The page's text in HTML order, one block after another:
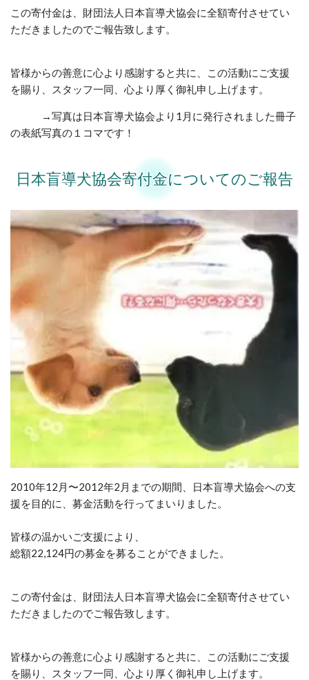
この寄付金は、財団法人日本盲導犬協会に全額寄付させてい
ただきましたのでご報告致します。
皆様からの善意に心より感謝すると共に、この活動にご支援
を賜り、スタッフ一同、心より厚く御礼申し上げます。
→写真は日本盲導犬協会より1月に発行されました冊子
の表紙写真の１コマです！
日本盲導犬協会寄付金についてのご報告
2010年12月〜2012年2月までの期間、日本盲導犬協会への支
援を目的に、募金活動を行ってまいりました。
皆様の温かいご支援により、
総額22,124円の募金を募ることができました。
この寄付金は、財団法人日本盲導犬協会に全額寄付させてい
ただきましたのでご報告致します。
皆様からの善意に心より感謝すると共に、この活動にご支援
を賜り、スタッフ一同、心より厚く御礼申し上げます。